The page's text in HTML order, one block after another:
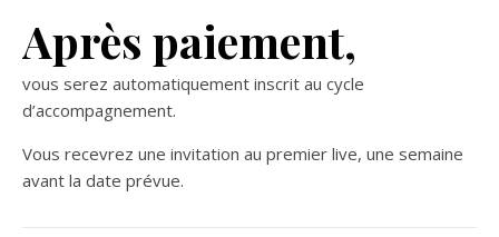
Après paiement,
vous serez automatiquement inscrit au cycle
d’accompagnement.
Vous recevrez une invitation au premier live, une semaine
avant la date prévue.